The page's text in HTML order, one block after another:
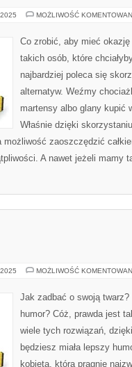
MOŻLIWOŚĆ
Co zrobić, aby mieć
takich osób, które
najbardziej poleca się
alternatyw. Weźmy
martensy albo glany kupić
Właśnie dzięki
zaoszczędzić
A nawet jeżeli mamy
MOŻLIWOŚĆ
Jak zadbać o swoją
humor? Cóż, prawda jest
wiele tych rozwiązań,
będziesz miała lepszy
kobieta, która pragnie